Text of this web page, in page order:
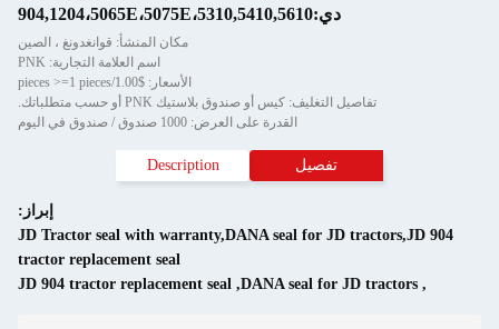
دي:904,1204،5065E،5075E،5310,5410,5610
مكان المنشأ: قوانغدونغ ، الصين
اسم العلامة التجارية: PNK
الأسعار: $1.00/pieces >=1 pieces
تفاصيل التغليف: كيس أو صندوق بلاستيك PNK أو حسب متطلباتك.
القدرة على العرض: 1000 صندوق / صندوق في اليوم
تفصيل Description
إبراز:
JD Tractor seal with warranty,DANA seal for JD tractors,JD 904
tractor replacement seal
,
DANA seal for JD tractors
,
JD 904 tractor replacement seal